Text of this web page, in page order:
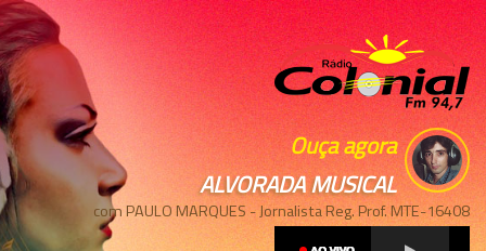
Ouça agora
ALVORADA MUSICAL
com PAULO MARQUES - Jornalista Reg. Prof. MTE-16408